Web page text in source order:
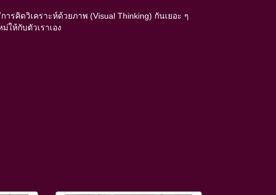
คิดวิเคราะห์ด้วยภาพ (Visual Thinking) กันเยอะ ๆ
ให้กับตัวเราเอง